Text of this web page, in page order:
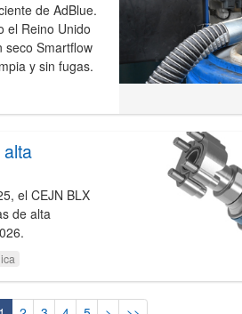
de AdBlue.
el Reino Unido
seco Smartflow
y sin fugas.
el CEJN BLX
de alta